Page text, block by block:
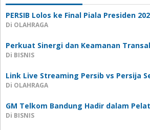
PERSIB Lolos ke Final Piala Presiden
Di OLAHRAGA
Perkuat Sinergi dan Keamanan
Di BISNIS
Link Live Streaming Persib vs Persija
Di OLAHRAGA
GM Telkom Bandung Hadir dalam
Di BISNIS